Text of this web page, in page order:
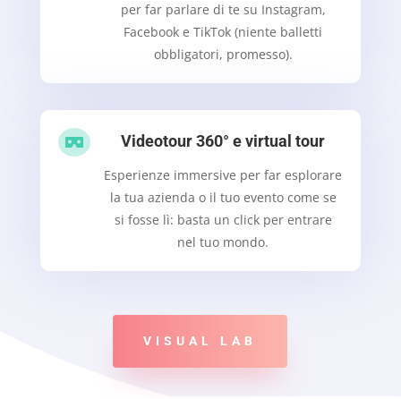
per far parlare di te su Instagram,
Facebook e TikTok (niente balletti
obbligatori, promesso).
 Videotour 360° e virtual tour
Esperienze immersive per far esplorare
la tua azienda o il tuo evento come se
si fosse lì: basta un click per entrare
nel tuo mondo.
VISUAL LAB